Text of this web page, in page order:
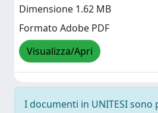
Dimensione 1.62 MB
Formato Adobe PDF
Visualizza/Apri
I documenti in UNITESI sono